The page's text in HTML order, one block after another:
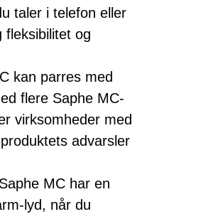
taler i telefon eller
fleksibilitet og
kan parres med
flere Saphe MC-
virksomheder med
advarsler
MC har en
lyd, når du